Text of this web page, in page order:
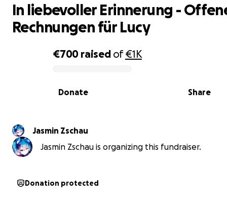
0% complete
€700 raised of€1K
Share
Donate
In liebevoller Erinnerung -
Rechnungen für Lucy
Jasmin Zschau
Jasmin Zschau is organizing this fundraiser.
Donation protected